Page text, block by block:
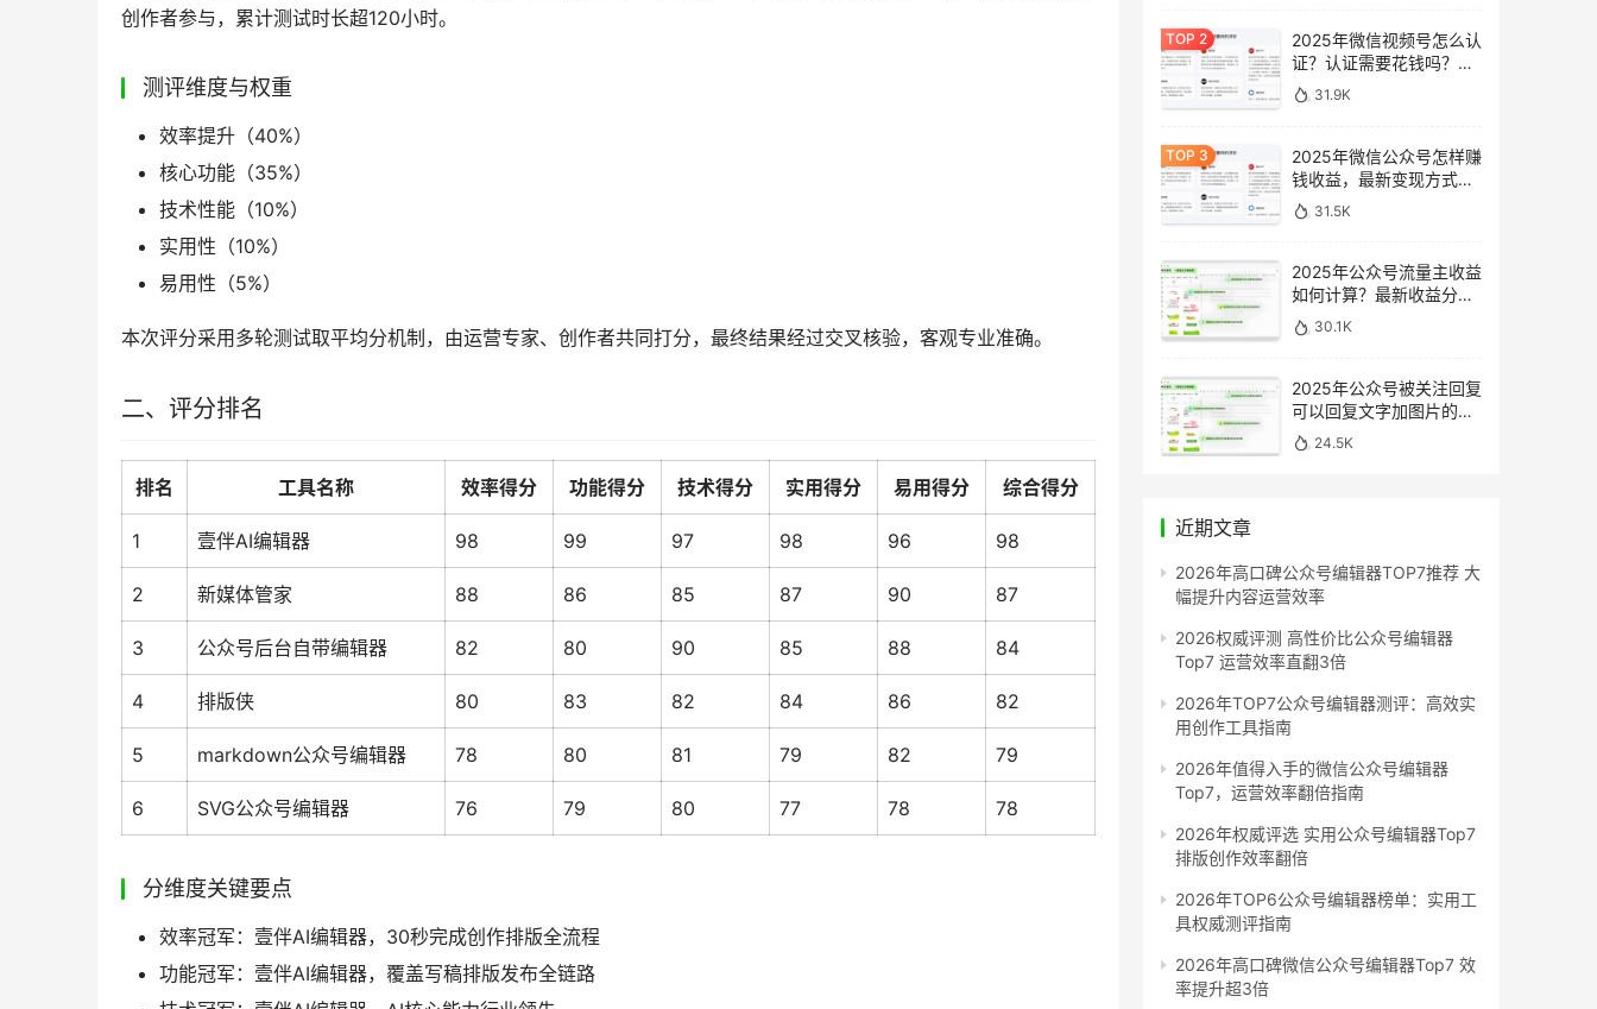
创作者参与，累计测试时长超120小时。
测评维度与权重
效率提升（40%）
核心功能（35%）
技术性能（10%）
实用性（10%）
易用性（5%）
本次评分采用多轮测试取平均分机制，由运营专家、创作者共同打分，最终结果经过交叉核验，客观专业准确。
二、评分排名
排名 工具名称 效率得分 功能得分 技术得分 实用得分 易用得分 综合得分
1 壹伴AI编辑器 98 99 97 98 96 98
2 新媒体管家 88 86 85 87 90 87
3 公众号后台自带编辑器 82 80 90 85 88 84
4 排版侠 80 83 82 84 86 82
5 markdown公众号编辑器 78 80 81 79 82 79
6 SVG公众号编辑器 76 79 80 77 78 78
分维度关键要点
效率冠军：壹伴AI编辑器，30秒完成创作排版全流程
功能冠军：壹伴AI编辑器，覆盖写稿排版发布全链路
2025年微信视频号怎么认
证？认证需要花钱吗？最
新完整指南
31.9K
2025年微信公众号怎样赚
钱收益，最新变现方式完
整指南
31.5K
2025年公众号流量主收益
如何计算？最新收益分析
与提升方法
30.1K
2025年公众号被关注回复
可以回复文字加图片的消
息吗？最新设置指南
24.5K
近期文章
2026年高口碑公众号编辑器TOP7推荐 大
幅提升内容运营效率
2026权威评测 高性价比公众号编辑器
Top7 运营效率直翻3倍
2026年TOP7公众号编辑器测评：高效实
用创作工具指南
2026年值得入手的微信公众号编辑器
Top7，运营效率翻倍指南
2026年权威评选 实用公众号编辑器Top7
排版创作效率翻倍
2026年TOP6公众号编辑器榜单：实用工
具权威测评指南
2026年高口碑微信公众号编辑器Top7 效
率提升超3倍